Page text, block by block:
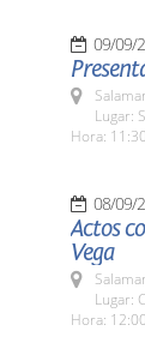
09/09/
Lugar:
Hora:
08/09/
Actos
Vega
Lugar:
Hora: